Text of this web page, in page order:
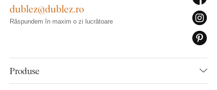
Produse
dublez@dublez.ro
Răspundem în maxim o zi lucrătoare